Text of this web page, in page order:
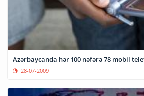
Azərbaycanda hər 100 nəfərə 78 mobil
28-07-2009